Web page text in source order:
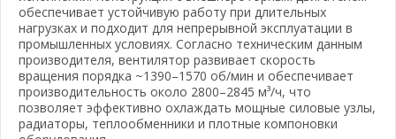
обеспечивает устойчивую работу при длительных
нагрузках и подходит для непрерывной эксплуатации в
промышленных условиях. Согласно техническим данным
производителя, вентилятор развивает скорость
вращения порядка ~1390–1570 об/мин и обеспечивает
производительность около 2800–2845 м³/ч, что
позволяет эффективно охлаждать мощные силовые узлы,
радиаторы, теплообменники и плотные компоновки